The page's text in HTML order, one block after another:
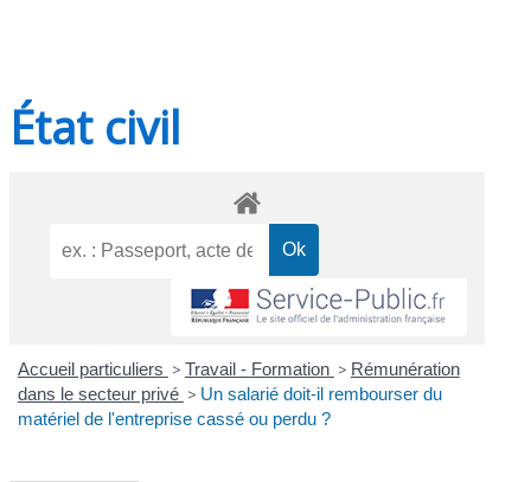
État civil
Accueil particuliers > Travail - Formation > Rémunération
dans le secteur privé > Un salarié doit-il rembourser du
matériel de l'entreprise cassé ou perdu ?